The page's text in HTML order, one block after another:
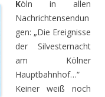
Köln in allen
Nachrichtensendun
gen: „Die Ereignisse
der Silvesternacht
am Kölner
Hauptbahnhof…“
Keiner weiß noch